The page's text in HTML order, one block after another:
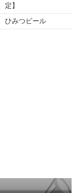
定】
ひみつビール